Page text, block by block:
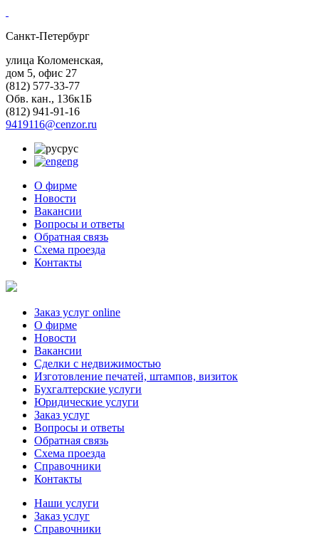
Санкт-Петербург
улица Коломенская,
дом 5, офис 27
(812) 577-33-77
Обв. кан., 136к1Б
(812) 941-91-16
9419116@cenzor.ru
рус
eng
О фирме
Новости
Вакансии
Вопросы и ответы
Обратная связь
Схема проезда
Контакты
Заказ услуг online
О фирме
Новости
Вакансии
Сделки с недвижимостью
Изготовление печатей, штампов, визиток
Бухгалтерские услуги
Юридические услуги
Заказ услуг
Вопросы и ответы
Обратная связь
Схема проезда
Справочники
Контакты
Наши услуги
Заказ услуг
Справочники